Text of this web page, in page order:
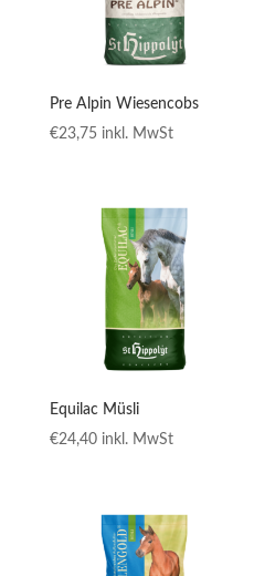
Pre Alpin Wiesencobs
€23,75 inkl. MwSt
Equilac Müsli
€24,40 inkl. MwSt